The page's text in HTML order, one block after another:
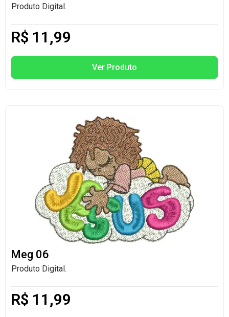
Produto Digital.
R$ 11,99
Ver Produto
Meg 06
Produto Digital.
R$ 11,99